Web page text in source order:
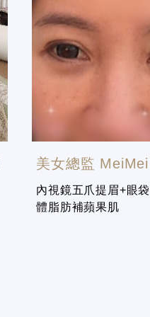
美女總監 MeiMei
內視鏡五爪提眉+眼
體脂肪補蘋果肌